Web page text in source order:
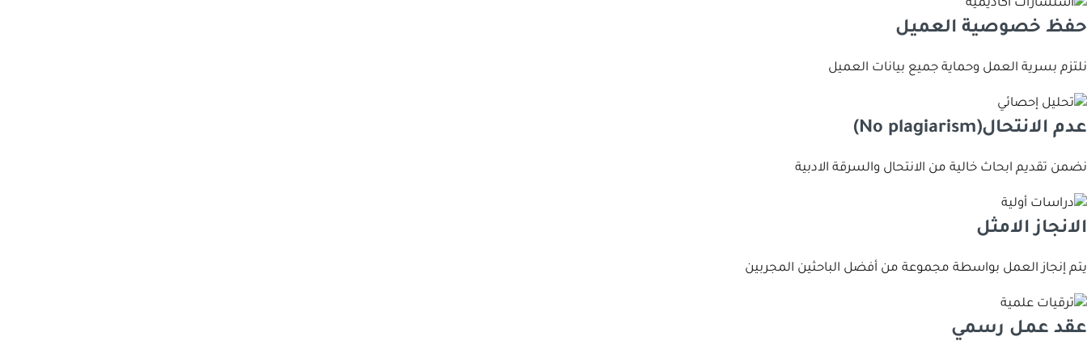
ﺣﻔﻆ ﺧﺼﻮﺻﻴﺔ اﻟﻌﻤﻴﻞ
ﻧﻠﺘﺰم ﺑﺴﺮﻳﺔ اﻟﻌﻤﻞ وﺣﻤﺎﻳﺔ ﺟﻤﻴﻊ ﺑﻴﺎﻧﺎت اﻟﻌﻤﻴﻞ
عدم الانتحال(No plagiarism)
ﻧﻀﻤﻦ ﺗﻘﺪﻳﻢ اﺑﺤﺎث ﺧﺎﻟﻴﺔ ﻣﻦ اﻻﻧﺘﺤﺎل واﻟﺴﺮﻗﺔ اﻻدﺑﻴﺔ
اﻻﻧﺠﺎز اﻻﻣﺜﻞ
ﻳﺘﻢ إﻧﺠﺎز اﻟﻌﻤﻞ ﺑﻮاﺳﻄﺔ ﻣﺠﻤﻮﻋﺔ ﻣﻦ أﻓﻀﻞ اﻟﺒﺎﺣﺜﻴﻦ اﻟﻤﺠﺮﺑﻴﻦ
ﻋﻘﺪ ﻋﻤﻞ رﺳﻤﻲ